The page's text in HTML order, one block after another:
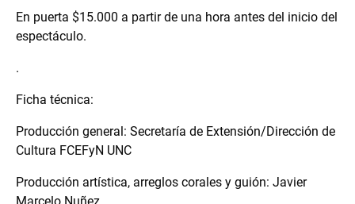
En puerta $15.000 a partir de una hora antes del inicio del
espectáculo.
.
Ficha técnica:
Producción general: Secretaría de Extensión/Dirección de
Cultura FCEFyN UNC
Producción artística, arreglos corales y guión: Javier